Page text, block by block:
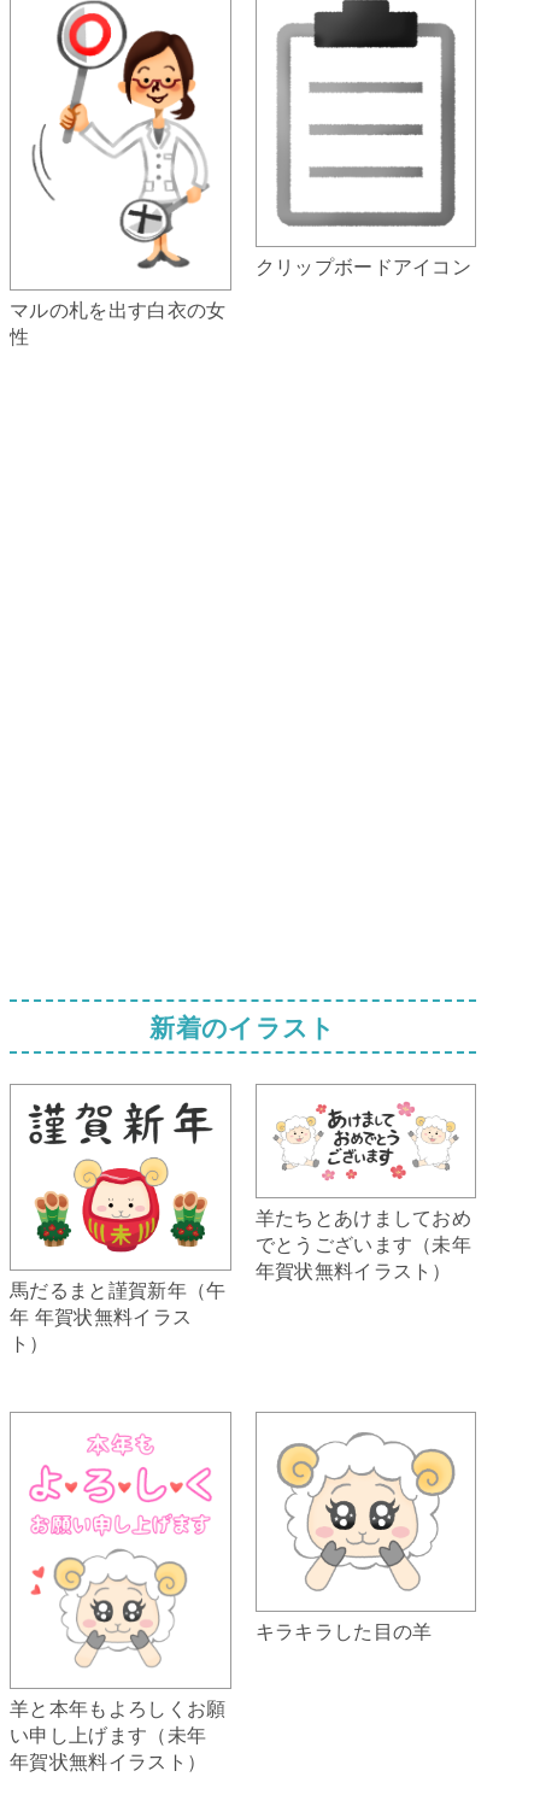
マルの札を出す白衣の女
性
クリップボードアイコン
新着のイラスト
馬だるまと謹賀新年（午
年 年賀状無料イラス
ト）
羊たちとあけましておめ
でとうございます（未年
年賀状無料イラスト）
羊と本年もよろしくお願
い申し上げます（未年
年賀状無料イラスト）
キラキラした目の羊